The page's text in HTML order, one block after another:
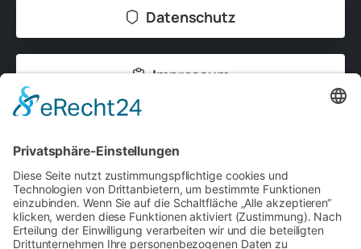
Datenschutz
Impressum